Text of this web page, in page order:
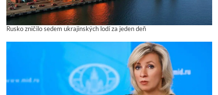
Rusko zničilo sedem ukrajinských lodí za jeden deň